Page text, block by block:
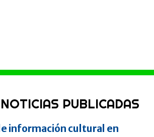
PUBLICADAS
información cultural en